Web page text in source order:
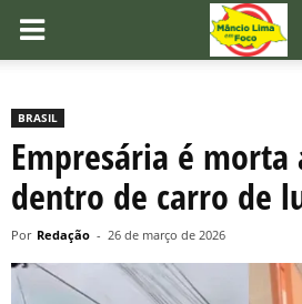
BRASIL
Empresária é morta
dentro de carro de
Por Redação - 26 de março de 2026